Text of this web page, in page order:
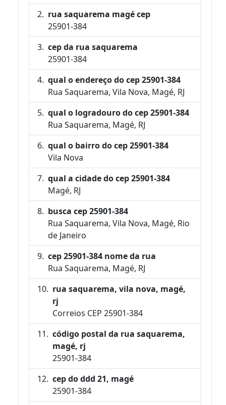
rua saquarema magé cep
25901-384
cep da rua saquarema
25901-384
qual o endereço do cep 25901-384
Rua Saquarema, Vila Nova, Magé, RJ
qual o logradouro do cep 25901-384
Rua Saquarema, Magé, RJ
qual o bairro do cep 25901-384
Vila Nova
qual a cidade do cep 25901-384
Magé, RJ
busca cep 25901-384
Rua Saquarema, Vila Nova, Magé, Rio
de Janeiro
cep 25901-384 nome da rua
Rua Saquarema, Magé, RJ
rua saquarema, vila nova, magé,
rj
Correios CEP 25901-384
código postal da rua saquarema,
magé, rj
25901-384
cep do ddd 21, magé
25901-384